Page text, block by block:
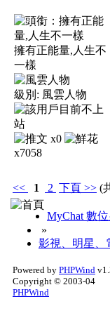
擁有正能量,人生不
一樣
級別: 風雲人物
x0
x7058
<< 1 2 下頁 >> (
MyChat 數
»
影視、明星、
Powered by PHPWind
Copyright © 2003-04
PHPWind